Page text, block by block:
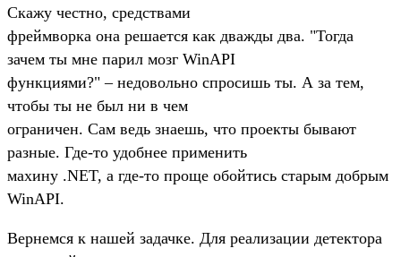
Скажу честно, средствами
фреймворка она решается как дважды два. "Тогда
зачем ты мне парил мозг WinAPI
функциями?" – недовольно спросишь ты. А за тем,
чтобы ты не был ни в чем
ограничен. Сам ведь знаешь, что проекты бывают
разные. Где-то удобнее применить
махину .NET, а где-то проще обойтись старым добрым
WinAPI.
Вернемся к нашей задачке. Для реализации детектора